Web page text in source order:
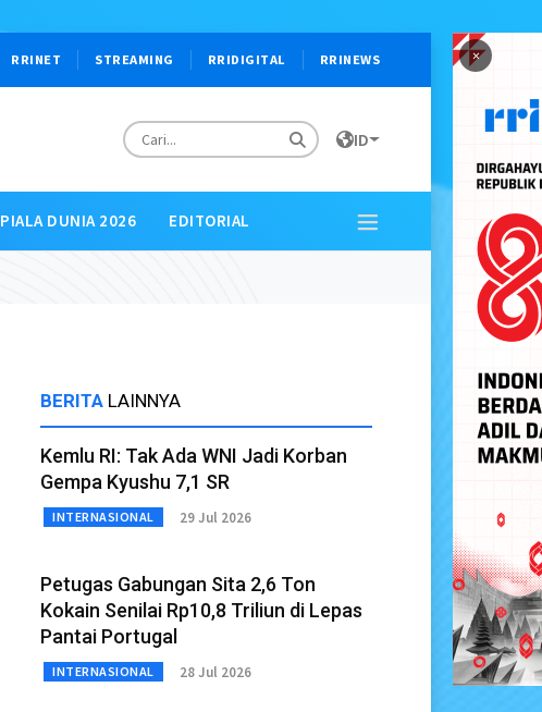
×
RRINET STREAMING RRIDIGITAL RRINEWS
ID
PIALA DUNIA 2026 EDITORIAL
BERITA LAINNYA
Kemlu RI: Tak Ada WNI Jadi Korban
Gempa Kyushu 7,1 SR
INTERNASIONAL 29 Jul 2026
Petugas Gabungan Sita 2,6 Ton
Kokain Senilai Rp10,8 Triliun di Lepas
Pantai Portugal
INTERNASIONAL 28 Jul 2026